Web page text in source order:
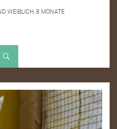
WEIBLICH, 8 MONATE